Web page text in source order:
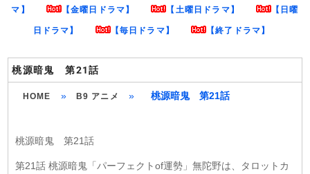
マ】 【金曜日ドラマ】 【土曜日ドラマ】 【日曜
日ドラマ】 【毎日ドラマ】 【終了ドラマ】
桃源暗鬼 第21話
HOME » B9 アニメ » 桃源暗鬼 第21話
桃源暗鬼 第21話
第21話 桃源暗鬼「パーフェクトof運勢」無陀野は、タロットカ